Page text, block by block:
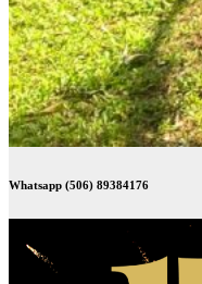
Whatsapp (506) 89384176